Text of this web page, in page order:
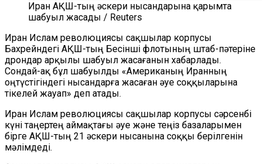
Иран АҚШ-тың әскери нысандарына қарымта
шабуыл жасады / Reuters
Иран Ислам революциясы сақшылар корпусы
Бахрейндегі АҚШ-тың Бесінші флотының штаб-пәтеріне
дрондар арқылы шабуыл жасағанын хабарлады.
Сондай-ақ бұл шабуылды «Американың Иранның
оңтүстігіндегі нысандарға жасаған әуе соққыларына
тікелей жауап» деп атады.
Иран Ислам революциясы сақшылар корпусы сәрсенбі
күні таңертең аймақтағы әуе және теңіз базаларымен
бірге АҚШ-тың 21 әскери нысанына соққы берілгенін
мәлімдеді.